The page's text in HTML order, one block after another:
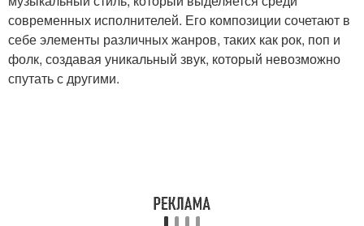
современных исполнителей. Его композиции сочетают в
себе элементы различных жанров, таких как рок, поп и
фолк, создавая уникальный звук, который невозможно
спутать с другими.